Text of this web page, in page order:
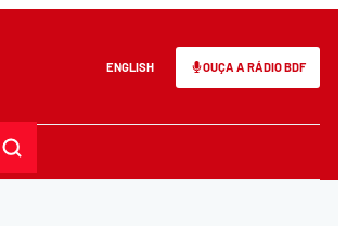
ENGLISH OUÇA A RÁDIO BDF